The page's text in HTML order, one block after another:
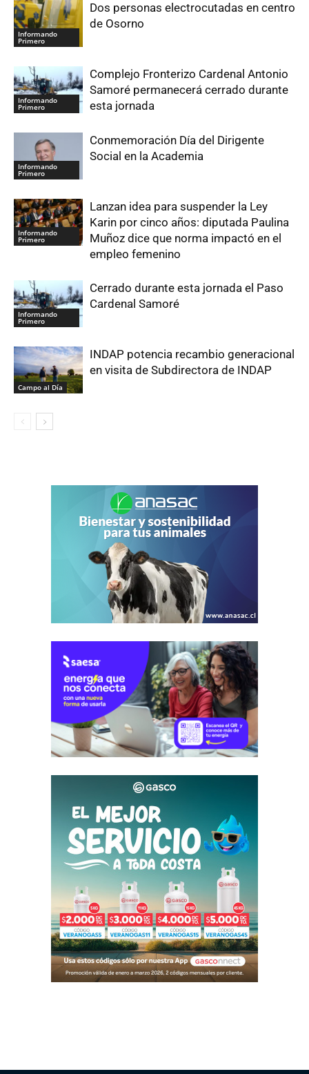
Informando
Primero
Dos personas electrocutadas en centro
de Osorno
Informando
Primero
Complejo Fronterizo Cardenal Antonio
Samoré permanecerá cerrado durante
esta jornada
Informando
Primero
Conmemoración Día del Dirigente
Social en la Academia
Informando
Primero
Lanzan idea para suspender la Ley
Karin por cinco años: diputada Paulina
Muñoz dice que norma impactó en el
empleo femenino
Informando
Primero
Cerrado durante esta jornada el Paso
Cardenal Samoré
Campo al Día
INDAP potencia recambio generacional
en visita de Subdirectora de INDAP